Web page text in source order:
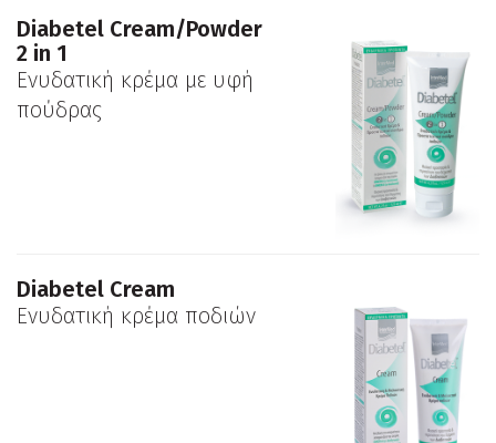
Diabetel Cream/Powder
2 in 1
Ενυδατική κρέμα με υφή
πούδρας
Diabetel Cream
Ενυδατική κρέμα ποδιών